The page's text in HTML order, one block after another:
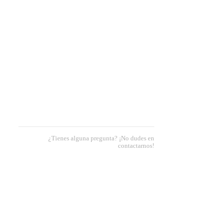
¿Tienes alguna pregunta? ¡No dudes en
contactarnos!